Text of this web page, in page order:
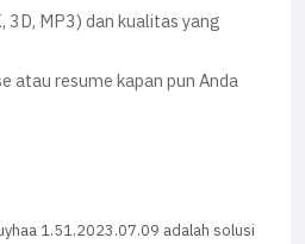
MP3) dan kualitas yang
atau resume kapan pun Anda
1.51.2023.07.09 adalah solusi